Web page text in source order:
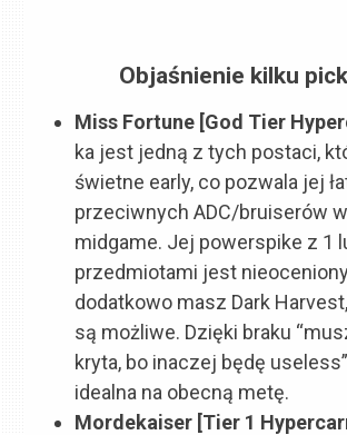
Objaśnienie kilku
Miss Fortune [God Tier
ka jest jedną z tych postaci,
świetne early, co pozwala jej
przeciwnych ADC/bruiserów
midgame. Jej powerspike z 1
przedmiotami jest
dodatkowo masz Dark
są możliwe. Dzięki braku
kryta, bo inaczej będę
idealna na obecną metę.
Mordekaiser [Tier 1